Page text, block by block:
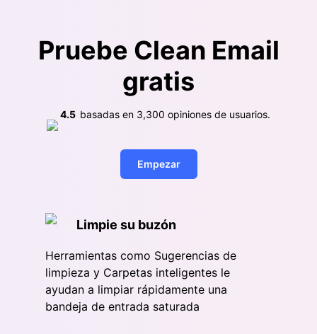
Pruebe Clean Email
gratis
4.5 basadas en 3,300 opiniones de usuarios.
Empezar
Limpie su buzón
Herramientas como Sugerencias de
limpieza y Carpetas inteligentes le
ayudan a limpiar rápidamente una
bandeja de entrada saturada